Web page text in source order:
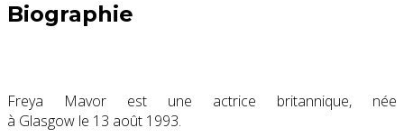
Biographie
Freya Mavor est une actrice britannique, née
à Glasgow le 13 août 1993.